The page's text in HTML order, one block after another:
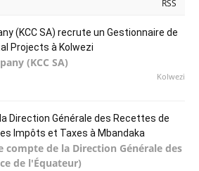
RSS
(KCC SA) recrute un Gestionnaire de
Projects à Kolwezi
(KCC SA)
Kolwezi
Direction Générale des Recettes de
Impôts et Taxes à Mbandaka
compte de la Direction Générale des
de l'Équateur)